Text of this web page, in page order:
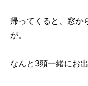
帰ってくると、窓か
が。
なんと3頭一緒にお出